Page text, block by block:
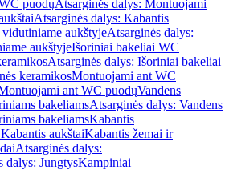
puodųAtsarginės dalys: Montuojami
Atsarginės dalys: Kabantis
aukštyjeAtsarginės dalys:
aukštyjeIšoriniai bakeliai WC
Atsarginės dalys: Išoriniai bakeliai
keramikosMontuojami ant WC
ant WC puodųVandens
bakeliamsAtsarginės dalys: Vandens
bakeliamsKabantis
aukštaiKabantis žemai ir
Atsarginės dalys:
dalys: JungtysKampiniai